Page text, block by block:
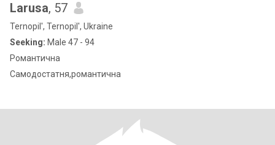
Larusa, 57
Ternopil', Ternopil', Ukraine
Seeking: Male 47 - 94
Романтична
Самодостатня,романтична